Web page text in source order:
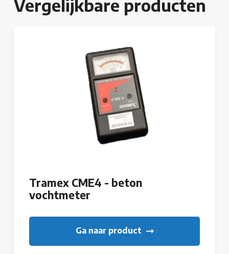
Vergelijkbare producten
Tramex CME4 - beton
vochtmeter
Ga naar product